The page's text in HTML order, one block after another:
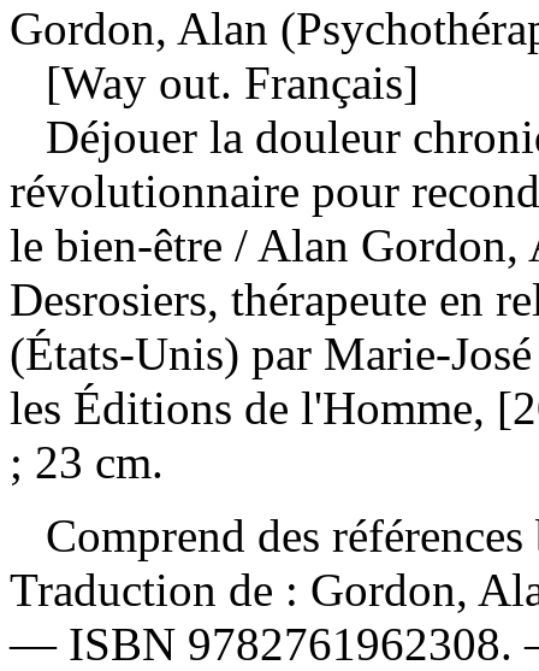
Gordon, Alan
[Way out. Français]
Déjouer la douleur
révolutionnaire pour
le bien-être / Alan Gordon,
Desrosiers, thérapeute en
(États-Unis) par Marie-
les Éditions de l'Homme,
; 23 cm.
Comprend des
Traduction de : Gordon,
— ISBN 9782761962308.